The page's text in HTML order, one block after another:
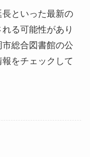
といった最新の
る可能性があり
総合図書館の公
をチェックして